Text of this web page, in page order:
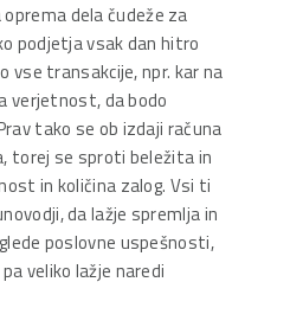
dela čudeže za
podjetja vsak dan hitro
vse transakcije, npr. kar na
verjetnost, da bodo
tako se ob izdaji računa
torej se sproti beležita in
in količina zalog. Vsi ti
da lažje spremlja in
poslovne uspešnosti,
veliko lažje naredi